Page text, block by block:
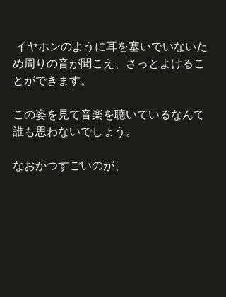
め周りの音が聞こえ、さっとよけるこ
とができます。
この姿を見て音楽を聴いているなんて
誰も思わないでしょう。
なおかつすごいのが、